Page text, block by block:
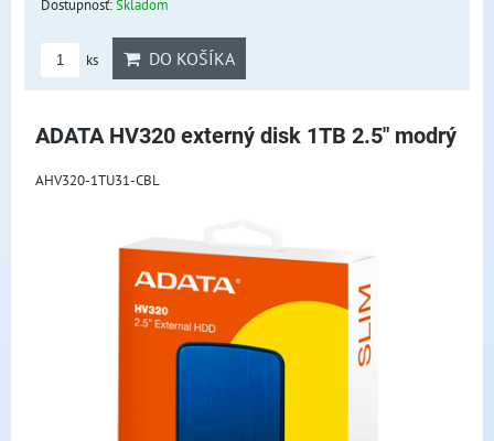
Dostupnosť:Skladom
ks DO KOŠÍKA
ADATA HV320 externý disk 1TB 2.5" modrý
AHV320-1TU31-CBL